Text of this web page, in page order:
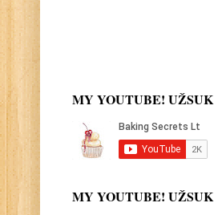
MY YOUTUBE! UŽSUK
MY YOUTUBE! UŽSUK